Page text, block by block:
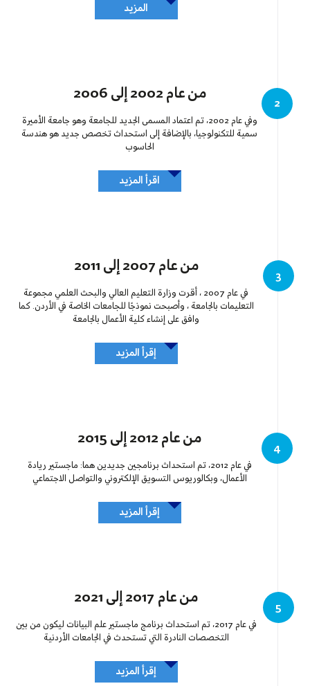
المزيد
2 من عام 2002 إلى 2006
وفي عام 2002، تم اعتماد المسمى الجديد للجامعة وهو جامعة الأميرة
سمية للتكنولوجيا، بالإضافة إلى استحداث تخصص جديد هو هندسة
الحاسوب
اقرأ المزيد
3 من عام 2007 إلى 2011
في عام 2007 ، أقرت وزارة التعليم العالي والبحث العلمي مجموعة
التعليمات بالجامعة ، وأصبحت نموذجًا للجامعات الخاصة في الأردن. كما
وافق على إنشاء كلية الأعمال بالجامعة
إقرأ المزيد
4 من عام 2012 إلى 2015
في عام 2012، تم استحداث برنامجين جديدين هما: ماجستير ريادة
الأعمال، وبكالوريوس التسويق الإلكتروني والتواصل الاجتماعي
إقرأ المزيد
5 من عام 2017 إلى 2021
في عام 2017، تم استحداث برنامج ماجستير علم البيانات ليكون من بين
التخصصات النادرة التي تستحدث في الجامعات الأردنية
إقرأ المزيد